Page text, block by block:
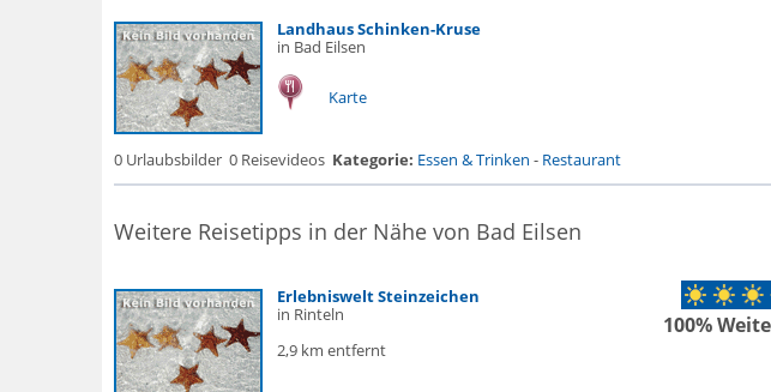
Landhaus Schinken-Kruse
in Bad Eilsen
Karte
0 Urlaubsbilder 0 Reisevideos Kategorie: Essen & Trinken - Restaurant
Weitere Reisetipps in der Nähe von Bad Eilsen
Erlebniswelt Steinzeichen
in Rinteln
2,9 km entfernt
100%